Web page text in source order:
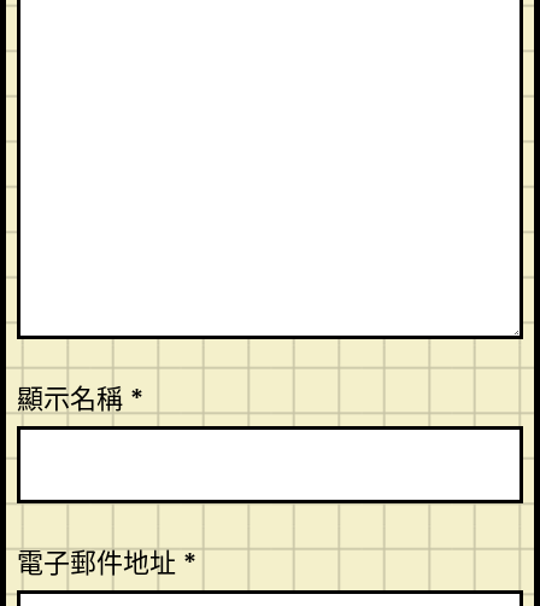
顯示名稱 *
電子郵件地址 *